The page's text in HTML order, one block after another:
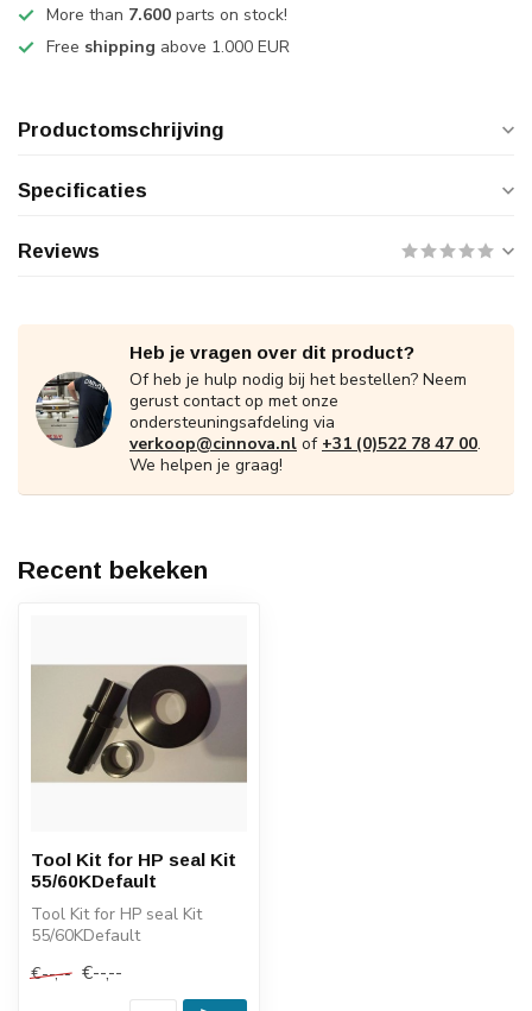
More than 7.600 parts on stock!
Free shipping above 1.000 EUR
Productomschrijving
Specificaties
Reviews
Heb je vragen over dit product?
Of heb je hulp nodig bij het bestellen? Neem
gerust contact op met onze
ondersteuningsafdeling via
verkoop@cinnova.nl of +31 (0)522 78 47 00.
We helpen je graag!
Recent bekeken
Tool Kit for HP seal Kit
55/60KDefault
Tool Kit for HP seal Kit
55/60KDefault
€--,-- €--,--